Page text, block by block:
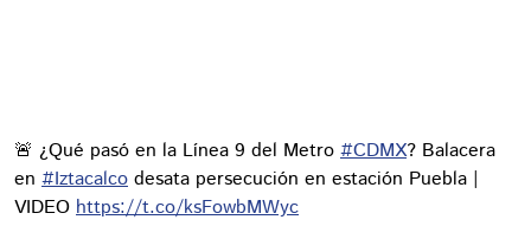
🚨 ¿Qué pasó en la Línea 9 del Metro #CDMX? Balacera
en #Iztacalco desata persecución en estación Puebla |
VIDEO https://t.co/ksFowbMWyc